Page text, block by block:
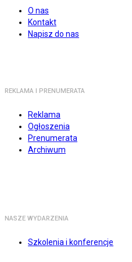
O nas
Kontakt
Napisz do nas
REKLAMA I PRENUMERATA
Reklama
Ogłoszenia
Prenumerata
Archiwum
NASZE WYDARZENIA
Szkolenia i konferencje